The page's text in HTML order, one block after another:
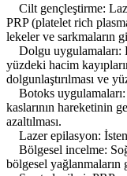
Cilt gençleştirme:
PRP (platelet rich
lekeler ve sarkmaların
Dolgu uygulamaları:
yüzdeki hacim
dolgunlaştırılması ve
Botoks
kaslarının hareketinin
azaltılması.
Lazer epilasyon:
Bölgesel incelme:
bölgesel yağlanmaların